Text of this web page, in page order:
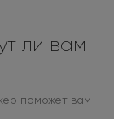
ли вам
поможет вам